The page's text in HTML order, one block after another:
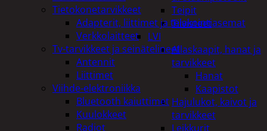
Teipit
Tiivisteet
LVI
Allaskaapit, hanat ja
tarvikkeet
Hanat
Kaapistot
Hajulukot, kaivot ja
tarvikkeet
Leikkurit
Tietokonetarvikkeet
Adapterit, liittimet ja telakointiasemat
Verkkolaitteet
Tv-tarvikkeet ja seinätelineet
Antennit
Liittimet
Viihde-elektroniikka
Bluetooth kaiuttimet
Kuulokkeet
Radiot